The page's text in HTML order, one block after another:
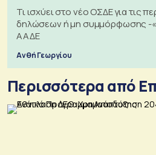
Τι ισχύει στο νέο ΟΣΔΕ για τις
δηλώσεων ή μη συμμόρφωσης -
ΑΑΔΕ
Ανθή Γεωργίου
Περισσότερα από